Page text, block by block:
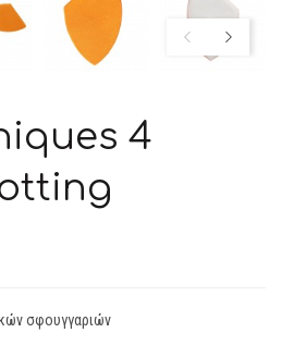
4
σφουγγαριών